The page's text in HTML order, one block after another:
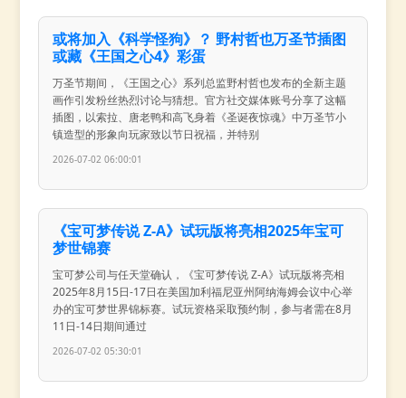
或将加入《科学怪狗》？ 野村哲也万圣节插图
或藏《王国之心4》彩蛋
万圣节期间，《王国之心》系列总监野村哲也发布的全新主题
画作引发粉丝热烈讨论与猜想。官方社交媒体账号分享了这幅
插图，以索拉、唐老鸭和高飞身着《圣诞夜惊魂》中万圣节小
镇造型的形象向玩家致以节日祝福，并特别
2026-07-02 06:00:01
《宝可梦传说 Z-A》试玩版将亮相2025年宝可
梦世锦赛
宝可梦公司与任天堂确认，《宝可梦传说 Z-A》试玩版将亮相
2025年8月15日-17日在美国加利福尼亚州阿纳海姆会议中心举
办的宝可梦世界锦标赛。试玩资格采取预约制，参与者需在8月
11日-14日期间通过
2026-07-02 05:30:01